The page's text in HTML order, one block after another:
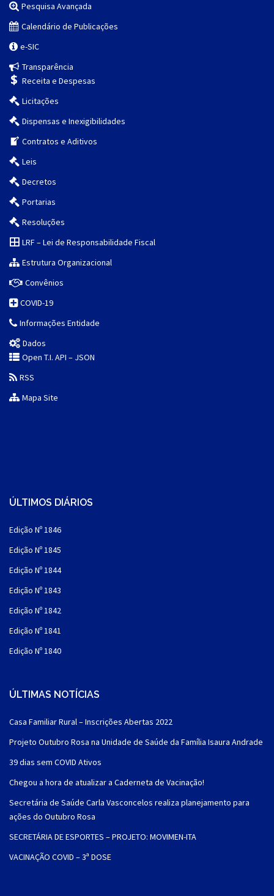
Pesquisa Avançada
Calendário de Publicações
e-SIC
Transparência
Receita e Despesas
Licitações
Dispensas e Inexigibilidades
Contratos e Aditivos
Leis
Decretos
Portarias
Resoluções
LRF – Lei de Responsabilidade Fiscal
Estrutura Organizacional
Convênios
COVID-19
Informações Entidade
Dados
Open T.I. API – JSON
RSS
Mapa Site
ÚLTIMOS DIÁRIOS
Edição Nº 1846
Edição Nº 1845
Edição Nº 1844
Edição Nº 1843
Edição Nº 1842
Edição Nº 1841
Edição Nº 1840
ÚLTIMAS NOTÍCIAS
Casa Familiar Rural – Inscrições Abertas 2022
Projeto Outubro Rosa na Unidade de Saúde da Família Isaura Andrade
39 dias sem COVID Ativos
Chegou a hora de atualizar a Caderneta de Vacinação!
Secretária de Saúde Carla Vasconcelos realiza planejamento para
ações do Outubro Rosa
SECRETÁRIA DE ESPORTES – PROJETO: MOVIMEN-ITA
VACINAÇÃO COVID – 3ª DOSE